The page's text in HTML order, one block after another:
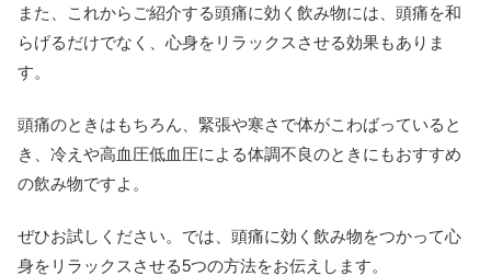
また、これからご紹介する頭痛に効く飲み物には、頭痛を和
らげるだけでなく、心身をリラックスさせる効果もありま
す。
頭痛のときはもちろん、緊張や寒さで体がこわばっていると
き、冷えや高血圧低血圧による体調不良のときにもおすすめ
の飲み物ですよ。
ぜひお試しください。では、頭痛に効く飲み物をつかって心
身をリラックスさせる5つの方法をお伝えします。